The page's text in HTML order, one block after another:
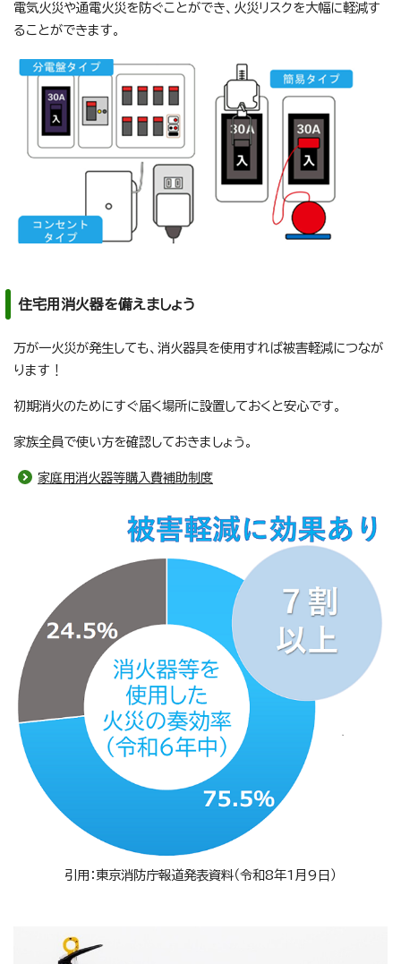
電気火災や通電火災を防ぐことができ、火災リスクを大幅に軽減す
ることができます。
住宅用消火器を備えましょう
万が一火災が発生しても、消火器具を使用すれば被害軽減につなが
ります！
初期消火のためにすぐ届く場所に設置しておくと安心です。
家族全員で使い方を確認しておきましょう。
家庭用消火器等購入費補助制度
引用：東京消防庁報道発表資料（令和8年1月9日）